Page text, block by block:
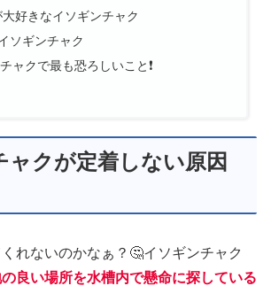
大好きなイソギンチャク
ソギンチャク
ャクで最も恐ろしいこと❗
ャクが定着しない原因
れないのかなぁ？🤔イソギンチャク
良い場所を水槽内で懸命に探している